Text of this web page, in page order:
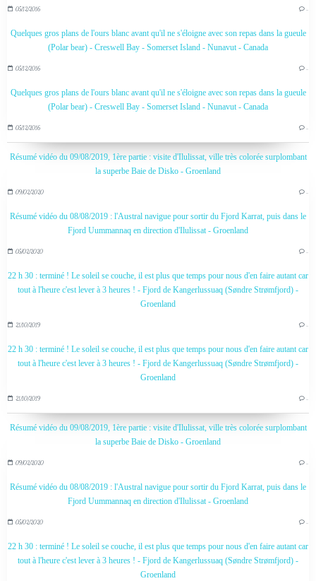
05/12/2016 …
Quelques gros plans de l'ours blanc avant qu'il ne s'éloigne avec son repas dans la gueule
(Polar bear) - Creswell Bay - Somerset Island - Nunavut - Canada
05/12/2016 …
Quelques gros plans de l'ours blanc avant qu'il ne s'éloigne avec son repas dans la gueule
(Polar bear) - Creswell Bay - Somerset Island - Nunavut - Canada
05/12/2016 …
Résumé vidéo du 09/08/2019, 1ère partie : visite d'Ilulissat, ville très colorée surplombant
la superbe Baie de Disko - Groenland
09/02/2020 …
Résumé vidéo du 08/08/2019 : l'Austral navigue pour sortir du Fjord Karrat, puis dans le
Fjord Uummannaq en direction d'Ilulissat - Groenland
05/02/2020 …
22 h 30 : terminé ! Le soleil se couche, il est plus que temps pour nous d'en faire autant car
tout à l'heure c'est lever à 3 heures ! - Fjord de Kangerlussuaq (Søndre Strømfjord) -
Groenland
21/10/2019 …
22 h 30 : terminé ! Le soleil se couche, il est plus que temps pour nous d'en faire autant car
tout à l'heure c'est lever à 3 heures ! - Fjord de Kangerlussuaq (Søndre Strømfjord) -
Groenland
21/10/2019 …
Résumé vidéo du 09/08/2019, 1ère partie : visite d'Ilulissat, ville très colorée surplombant
la superbe Baie de Disko - Groenland
09/02/2020 …
Résumé vidéo du 08/08/2019 : l'Austral navigue pour sortir du Fjord Karrat, puis dans le
Fjord Uummannaq en direction d'Ilulissat - Groenland
05/02/2020 …
22 h 30 : terminé ! Le soleil se couche, il est plus que temps pour nous d'en faire autant car
tout à l'heure c'est lever à 3 heures ! - Fjord de Kangerlussuaq (Søndre Strømfjord) -
Groenland